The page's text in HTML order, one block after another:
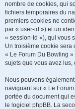
nombre de cookies, qui
fichiers temporaires du
premiers cookies ne
par « user-id ») et un
« session-id »), qui vous
Un troisième cookie sera
« Le Forum Du Bowling
sujets que vous avez
Nous pouvons
naviguant sur « Le
portée du document qui
le logiciel phpBB. La